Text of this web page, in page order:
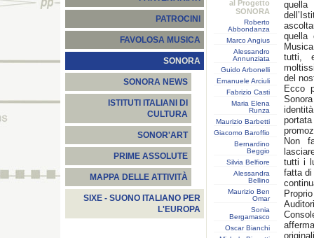
PATROCINI
FAVOLOSA MUSICA
SONORA
SONORA NEWS
ISTITUTI ITALIANI DI
CULTURA
SONOR'ART
PRIME ASSOLUTE
MAPPA DELLE ATTIVITÀ
SIXE - SUONO ITALIANO PER
L'EUROPA
al Progetto
SONORA
Roberto
Abbondanza
Marco Angius
Alessandro
Annunziata
Guido Arbonelli
Emanuele Arciuli
Fabrizio Casti
Maria Elena
Runza
Maurizio Barbetti
Giacomo Baroffio
Bernardino
Beggio
Silvia Belfiore
Alessandra
Bellino
Maurizio Ben
Omar
Sonia
Bergamasco
Oscar Bianchi
quella
tutti,
del
Ecco
Non
tutti i
fatta di